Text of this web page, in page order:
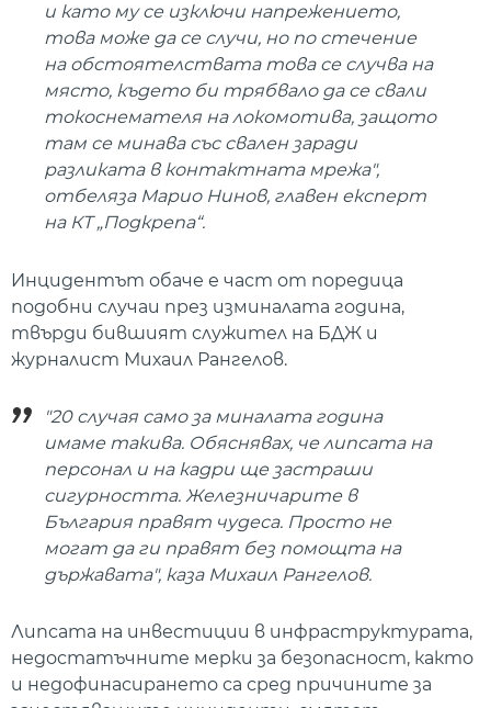
и като му се изключи напрежението,
това може да се случи, но по стечение
на обстоятелствата това се случва на
място, където би трябвало да се свали
токоснемателя на локомотива, защото
там се минава със свален заради
разликата в контактната мрежа",
отбеляза Марио Нинов, главен експерт
на КТ „Подкрепа“.
Инцидентът обаче е част от поредица
подобни случаи през изминалата година,
твърди бившият служител на БДЖ и
журналист Михаил Рангелов.
"20 случая само за миналата година
имаме такива. Обяснявах, че липсата на
персонал и на кадри ще застраши
сигурността. Железничарите в
България правят чудеса. Просто не
могат да ги правят без помощта на
държавата", каза Михаил Рангелов.
Липсата на инвестиции в инфраструктурата,
недостатъчните мерки за безопасност, както
и недофинасирането са сред причините за